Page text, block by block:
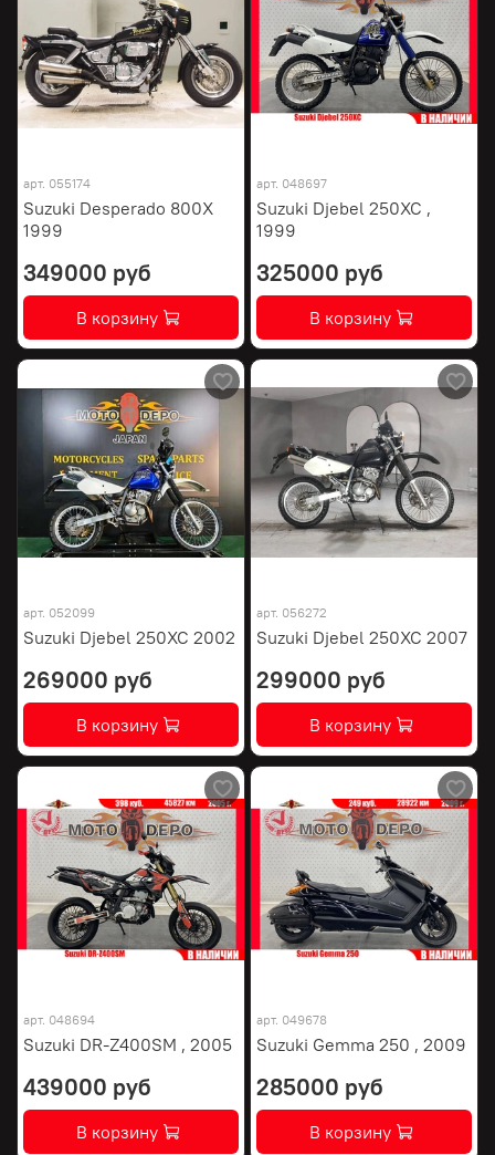
арт. 055174
Suzuki Desperado 800X
1999
349000 руб
В корзину
арт. 048697
Suzuki Djebel 250XC ,
1999
325000 руб
В корзину
арт. 052099
Suzuki Djebel 250XC 2002
269000 руб
В корзину
арт. 056272
Suzuki Djebel 250XC 2007
299000 руб
В корзину
арт. 048694
Suzuki DR-Z400SM , 2005
439000 руб
В корзину
арт. 049678
Suzuki Gemma 250 , 2009
285000 руб
В корзину